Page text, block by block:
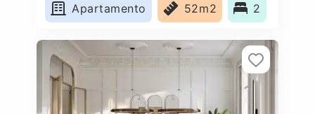
Apartamento
52m2 2